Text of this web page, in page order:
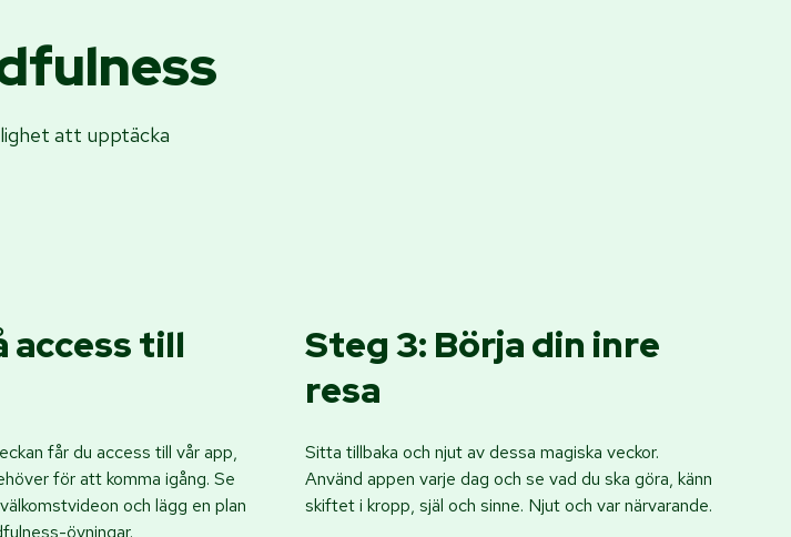
att upptäcka
access till
får du access till vår app,
för att komma igång. Se
och lägg en plan
övningar.
Steg 3: Börja din inre
resa
Sitta tillbaka och njut av dessa magiska veckor.
Använd appen varje dag och se vad du ska göra, känn
skiftet i kropp, själ och sinne. Njut och var närvarande.